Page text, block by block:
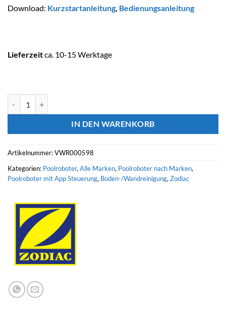
Download: Kurzstartanleitung, Bedienungsanleitung
Lieferzeitca. 10-15 Werktage
IN DEN WARENKORB
Artikelnummer:VWR000598
Kategorien: Poolroboter, Alle Marken, Poolroboter nach Marken,
Poolroboter mit App Steuerung, Boden-/Wandreinigung, Zodiac